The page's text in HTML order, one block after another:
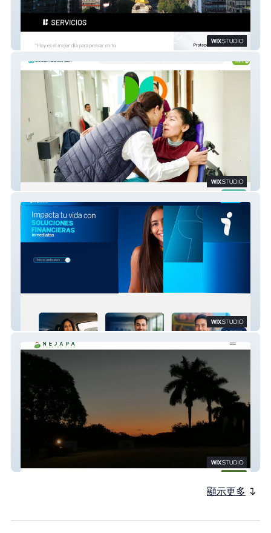
Borza Digital
SINPA
IMPACTA
顯示更多